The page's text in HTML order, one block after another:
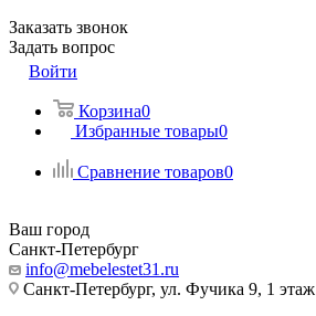
Заказать звонок
Задать вопрос
Войти
Корзина0
Избранные товары0
Сравнение товаров0
Ваш город
Санкт-Петербург
info@mebelestet31.ru
Санкт-Петербург, ул. Фучика 9, 1 этаж